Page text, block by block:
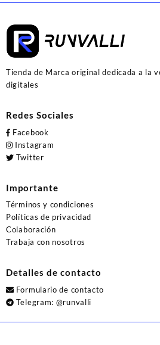
Tienda de Marca original dedicada a la
digitales
Redes Sociales
Facebook
Instagram
Twitter
Importante
Términos y condiciones
Políticas de privacidad
Colaboración
Trabaja con nosotros
Detalles de contacto
Formulario de contacto
Telegram: @runvalli